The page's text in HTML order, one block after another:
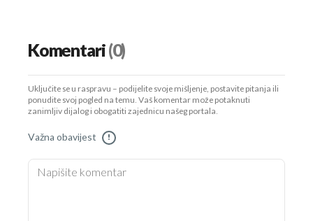
Komentari(0)
Uključite se u raspravu – podijelite svoje mišljenje, postavite pitanja ili
ponudite svoj pogled na temu. Vaš komentar može potaknuti
zanimljiv dijalog i obogatiti zajednicu našeg portala.
Važna obavijest !